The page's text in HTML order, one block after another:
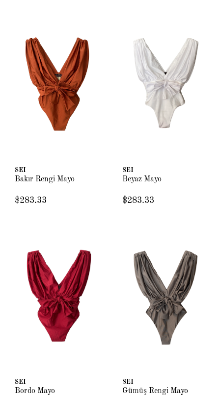
SEI
Bakır Rengi Mayo
$283.33
SEI
Beyaz Mayo
$283.33
SEI
Bordo Mayo
SEI
Gümüş Rengi Mayo